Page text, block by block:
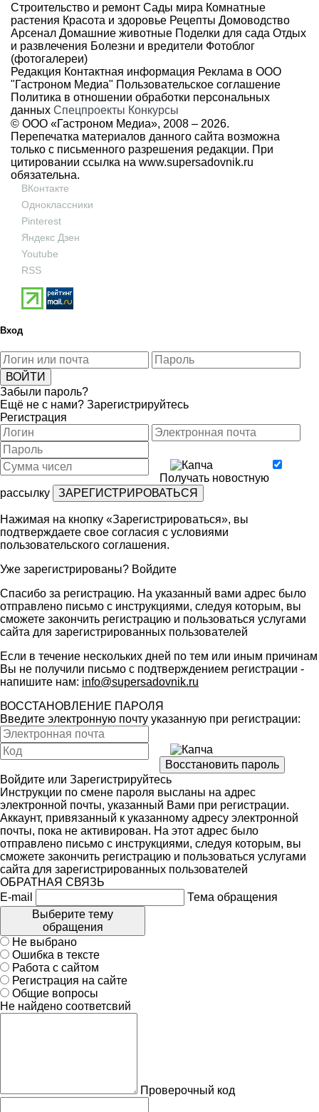
Строительство и ремонт Сады мира Комнатные
растения Красота и здоровье Рецепты Домоводство
Арсенал Домашние животные Поделки для сада Отдых
и развлечения Болезни и вредители Фотоблог
(фотогалереи)
Редакция Контактная информация Реклама в ООО
"Гастроном Медиа" Пользовательское соглашение
Политика в отношении обработки персональных
данных Спецпроекты Конкурсы
© ООО «Гастроном Медиа», 2008 – 2026.
Перепечатка материалов данного сайта возможна
только с письменного разрешения редакции. При
цитировании ссылка на www.supersadovnik.ru
обязательна.
ВКонтакте
Одноклассники
Pinterest
Яндекс Дзен
Youtube
RSS
Вход
Забыли пароль?
Ещё не с нами? Зарегистрируйтесь
Регистрация
Получать новостную
рассылку
Нажимая на кнопку «Зарегистрироваться», вы
подтверждаете свое согласия с условиями
пользовательского соглашения.
Уже зарегистрированы? Войдите
Спасибо за регистрацию. На указанный вами адрес было
отправлено письмо с инструкциями, следуя которым, вы
сможете закончить регистрацию и пользоваться услугами
сайта для зарегистрированных пользователей
Если в течение нескольких дней по тем или иным причинам
Вы не получили письмо с подтверждением регистрации -
напишите нам: info@supersadovnik.ru
ВОССТАНОВЛЕНИЕ ПАРОЛЯ
Введите электронную почту указанную при регистрации:
Войдите или Зарегистрируйтесь
Инструкции по смене пароля высланы на адрес
электронной почты, указанный Вами при регистрации.
Аккаунт, привязанный к указанному адресу электронной
почты, пока не активирован. На этот адрес было
отправлено письмо с инструкциями, следуя которым, вы
сможете закончить регистрацию и пользоваться услугами
сайта для зарегистрированных пользователей
ОБРАТНАЯ СВЯЗЬ
E-mail
Тема обращения
Выберите тему
обращения
Не выбрано
Ошибка в тексте
Работа с сайтом
Регистрация на сайте
Общие вопросы
Не найдено соответсвий
Проверочный код